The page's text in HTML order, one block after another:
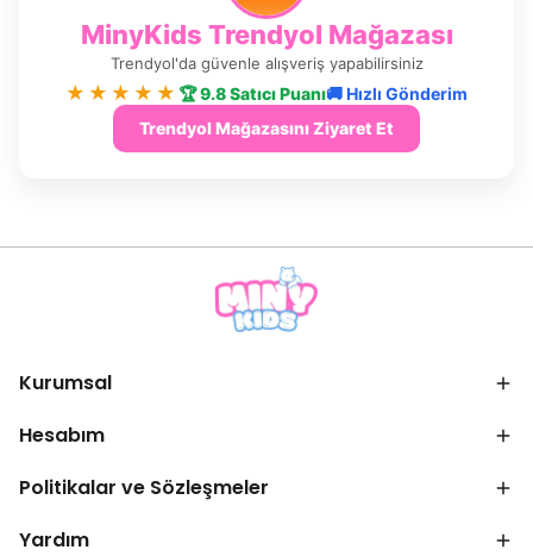
MinyKids Trendyol Mağazası
Trendyol'da güvenle alışveriş yapabilirsiniz
★★★★★ 🏆 9.8 Satıcı Puanı🚚 Hızlı Gönderim
Trendyol Mağazasını Ziyaret Et
Kurumsal
Hesabım
Politikalar ve Sözleşmeler
Yardım